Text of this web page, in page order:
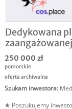
Dedykowana
250 000 zł
pomorskie
oferta archiwalna
Szukam inwestora:
★ Poszukujemy